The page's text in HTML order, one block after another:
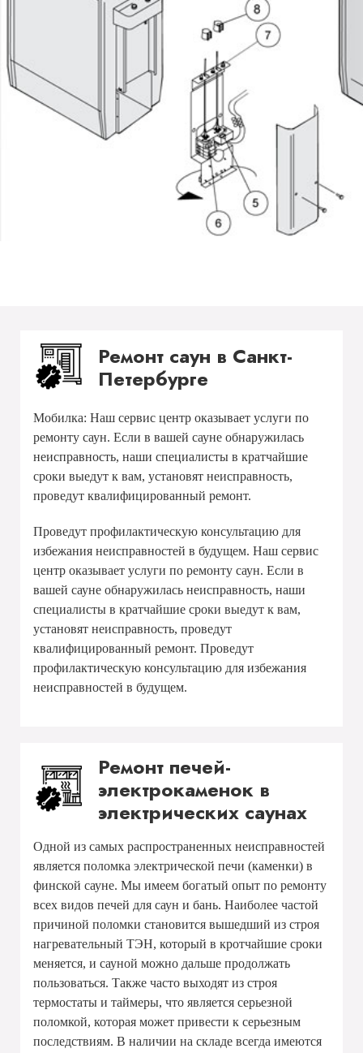
Ремонт саун в Санкт-
Петербурге
Мобилка: Наш сервис центр оказывает услуги по
ремонту саун. Если в вашей сауне обнаружилась
неисправность, наши специалисты в кратчайшие
сроки выедут к вам, установят неисправность,
проведут квалифицированный ремонт.
Проведут профилактическую консультацию для
избежания неисправностей в будущем. Наш сервис
центр оказывает услуги по ремонту саун. Если в
вашей сауне обнаружилась неисправность, наши
специалисты в кратчайшие сроки выедут к вам,
установят неисправность, проведут
квалифицированный ремонт. Проведут
профилактическую консультацию для избежания
неисправностей в будущем.
Ремонт печей-
электрокаменок в
электрических саунах
Одной из самых распространенных неисправностей
является поломка электрической печи (каменки) в
финской сауне. Мы имеем богатый опыт по ремонту
всех видов печей для саун и бань. Наиболее частой
причиной поломки становится вышедший из строя
нагревательный ТЭН, который в кротчайшие сроки
меняется, и сауной можно дальше продолжать
пользоваться. Также часто выходят из строя
термостаты и таймеры, что является серьезной
поломкой, которая может привести к серьезным
последствиям. В наличии на складе всегда имеются